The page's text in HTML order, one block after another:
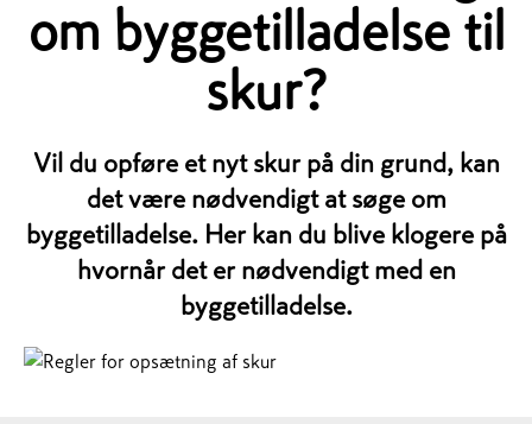
om byggetilladelse til
skur?
Vil du opføre et nyt skur på din grund, kan
det være nødvendigt at søge om
byggetilladelse. Her kan du blive klogere på
hvornår det er nødvendigt med en
byggetilladelse.